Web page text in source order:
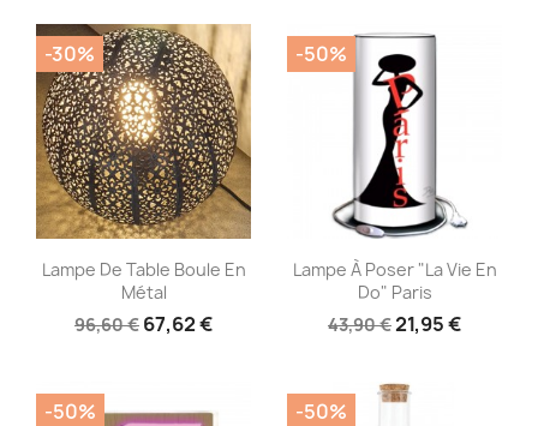
Aperçu rapide
Lampe De Table Boule En
Métal
96,60 € 67,62 €
-30%
Aperçu rapide
Lampe À Poser "La Vie En
Do" Paris
43,90 €21,95 €
-50%
-50% -50%